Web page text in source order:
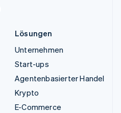
Lösungen
Unternehmen
Start-ups
Agentenbasierter Handel
Krypto
E-Commerce